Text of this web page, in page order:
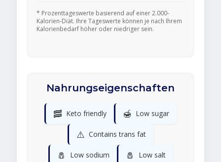
* Prozenttageswerte basierend auf einer 2.000-
Kalorien-Diät. Ihre Tageswerte können je nach Ihrem
Kalorienbedarf höher oder niedriger sein.
Nahrungseigenschaften
🥓 Keto friendly 🍯 Low sugar
⚠️ Contains trans fat
🧂 Low sodium 🧂 Low salt